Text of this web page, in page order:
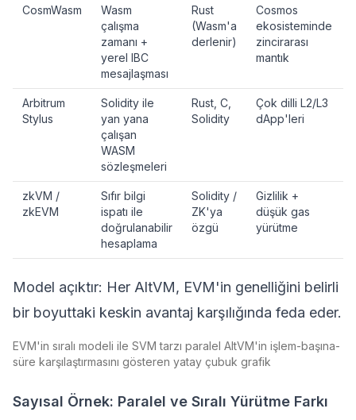
CosmWasm
Wasm
çalışma
zamanı +
yerel IBC
mesajlaşması
Rust
(Wasm'a
derlenir)
Cosmos
ekosisteminde
zincirarası
mantık
Arbitrum
Stylus
Solidity ile
yan yana
çalışan
WASM
sözleşmeleri
Rust, C,
Solidity
Çok dilli L2/L3
dApp'leri
zkVM /
zkEVM
Sıfır bilgi
ispatı ile
doğrulanabilir
hesaplama
Solidity /
ZK'ya
özgü
Gizlilik +
düşük gas
yürütme
Model açıktır: Her AltVM, EVM'in genelliğini belirli
bir boyuttaki keskin avantaj karşılığında feda eder.
EVM'in sıralı modeli ile SVM tarzı paralel AltVM'in işlem-başına-
süre karşılaştırmasını gösteren yatay çubuk grafik
Sayısal Örnek: Paralel ve Sıralı Yürütme Farkı